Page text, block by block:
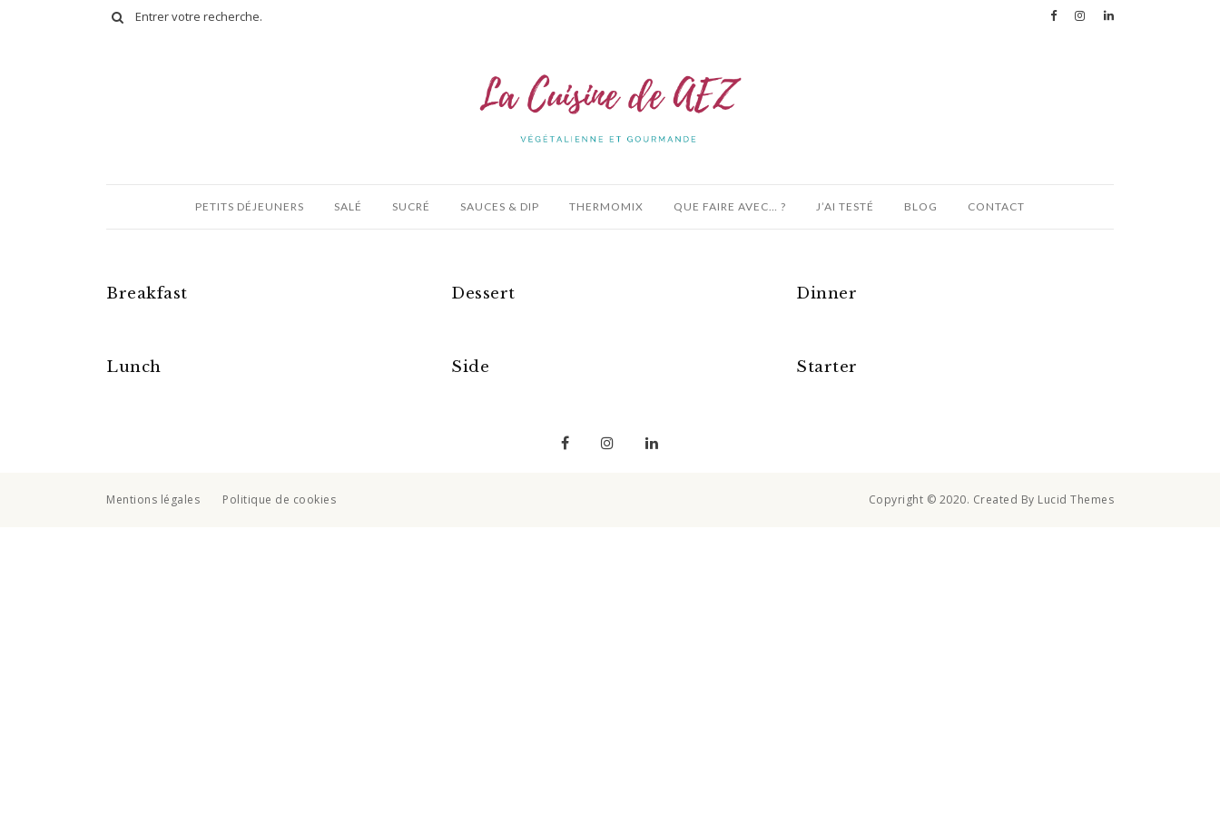
PETITS DÉJEUNERS SALÉ SUCRÉ SAUCES & DIP THERMOMIX QUE FAIRE AVEC… ? J’AI TESTÉ BLOG CONTACT
Breakfast Dessert Dinner
Lunch Side Starter
Mentions légales Politique de cookies Copyright © 2020. Created By Lucid Themes